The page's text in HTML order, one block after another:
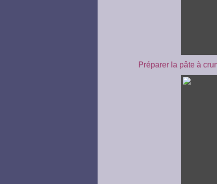
Préparer la pâte à